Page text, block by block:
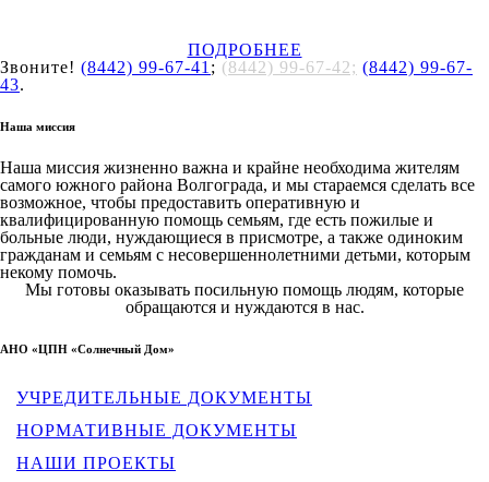
ПОДРОБНЕЕ
Звоните! (8442) 99-67-41; (8442) 99-67-42; (8442) 99-67-
43.
Наша миссия
Наша миссия жизненно важна и крайне необходима жителям
самого южного района Волгограда, и мы стараемся сделать все
возможное, чтобы предоставить оперативную и
квалифицированную помощь семьям, где есть пожилые и
больные люди, нуждающиеся в присмотре, а также одиноким
гражданам и семьям с несовершеннолетними детьми, которым
некому помочь.
Мы готовы оказывать посильную помощь людям, которые
обращаются и нуждаются в нас.
АНО «ЦПН «Солнечный Дом»
УЧРЕДИТЕЛЬНЫЕ ДОКУМЕНТЫ
НОРМАТИВНЫЕ ДОКУМЕНТЫ
НАШИ ПРОЕКТЫ